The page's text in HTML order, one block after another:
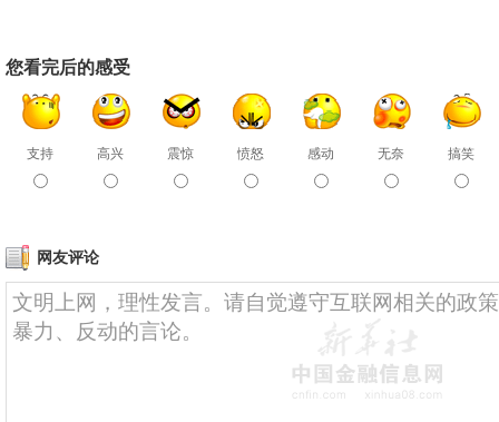
您看完后的感受
支持 高兴 震惊 愤怒 感动 无奈 搞笑
网友评论